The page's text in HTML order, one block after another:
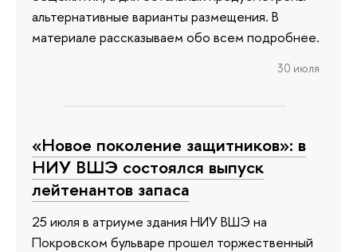
альтернативные варианты размещения. В
материале рассказываем обо всем подробнее.
30 июля
«Новое поколение защитников»: в
НИУ ВШЭ состоялся выпуск
лейтенантов запаса
25 июля в атриуме здания НИУ ВШЭ на
Покровском бульваре прошел торжественный